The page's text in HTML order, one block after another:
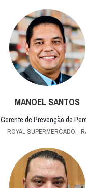
MANOEL SANTOS
Gerente de Prevenção de
ROYAL SUPERMERCADO -